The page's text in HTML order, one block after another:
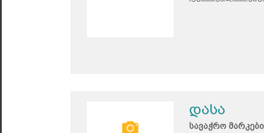
დასა
სავაჭრო